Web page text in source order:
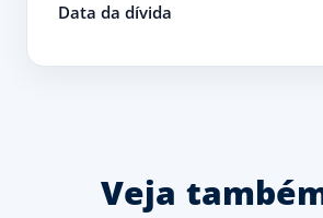
Data da dívida
Veja